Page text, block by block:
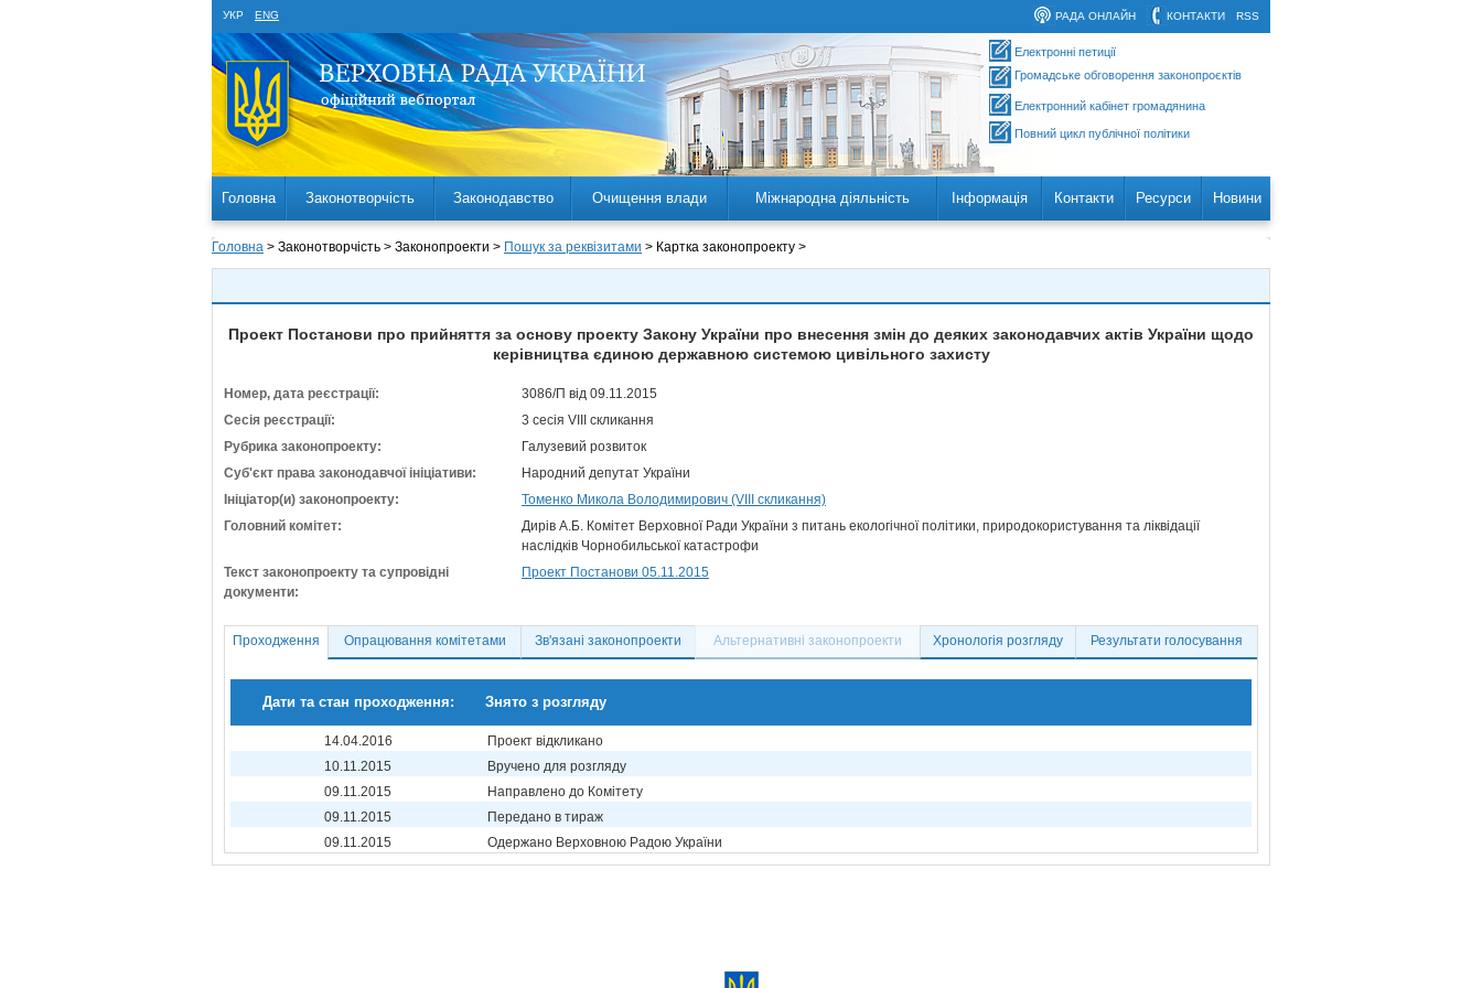
УКР ENG RSS
КОНТАКТИ
РАДА ОНЛАЙН
Електронні петиції
Громадське обговорення законопроєктів
Електронний кабінет громадянина
Повний цикл публічної політики
Головна Законотворчість Законодавство Очищення влади Міжнародна діяльність Інформація Контакти Ресурси Новини
Головна > Законотворчість > Законопроекти > Пошук за реквізитами > Картка законопроекту >
Проект Постанови про прийняття за основу проекту Закону України про внесення змін до деяких законодавчих актів України щодо
керівництва єдиною державною системою цивільного захисту
Номер, дата реєстрації:
3086/П від 09.11.2015
Сесія реєстрації:
3 сесія VIII скликання
Рубрика законопроекту:
Галузевий розвиток
Суб'єкт права законодавчої ініціативи:
Народний депутат України
Ініціатор(и) законопроекту:
Томенко Микола Володимирович (VIII скликання)
Головний комітет:
Дирів А.Б. Комітет Верховної Ради України з питань екологічної політики, природокористування та ліквідації
наслідків Чорнобильської катастрофи
Текст законопроекту та супровідні
документи:
Проект Постанови 05.11.2015
Проходження Опрацювання комітетами Зв'язані законопроекти Альтернативні законопроекти Хронологія розгляду Результати голосування
Дати та стан проходження: Знято з розгляду
14.04.2016
Проект відкликано
10.11.2015
Вручено для розгляду
09.11.2015
Направлено до Комітету
09.11.2015
Передано в тираж
09.11.2015
Одержано Верховною Радою України